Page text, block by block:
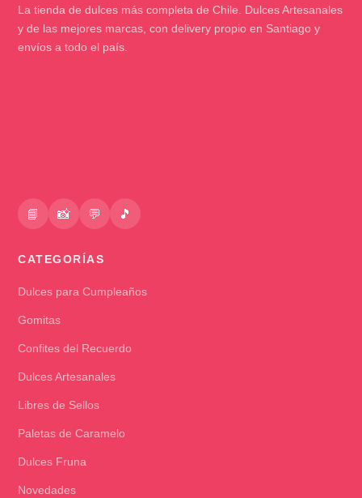
La tienda de dulces más completa de Chile. Dulces Artesanales
y de las mejores marcas, con delivery propio en Santiago y
envíos a todo el país.
📘 📸 💬 🎵
CATEGORÍAS
Dulces para Cumpleaños
Gomitas
Confites del Recuerdo
Dulces Artesanales
Libres de Sellos
Paletas de Caramelo
Dulces Fruna
Novedades